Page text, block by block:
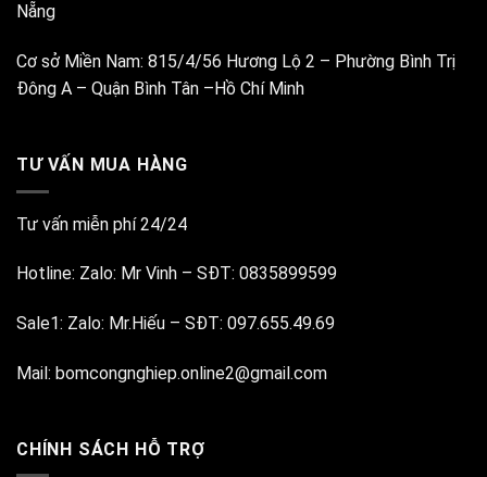
Nẵng
Cơ sở Miền Nam: 815/4/56 Hương Lộ 2 – Phường Bình Trị
Đông A – Quận Bình Tân –Hồ Chí Minh
TƯ VẤN MUA HÀNG
Tư vấn miễn phí 24/24
Hotline: Zalo: Mr Vinh – SĐT: 0835899599
Sale1: Zalo: Mr.Hiếu – SĐT: 097.655.49.69
Mail: bomcongnghiep.online2@gmail.com
CHÍNH SÁCH HỖ TRỢ